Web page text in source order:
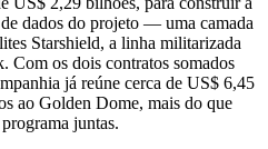
dados do projeto — uma camada
Starshield, a linha militarizada
Com os dois contratos somados
já reúne cerca de US$ 6,45
ao Golden Dome, mais do que
juntas.